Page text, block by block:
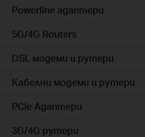
Powerline адаптери
5G/4G Routers
DSL модеми и рутери
Кабелни модеми и рутери
PCIe Адаптери
3G/4G рутери